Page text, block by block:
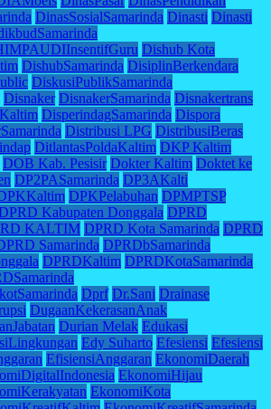
DinasSosialSamarinda Dinasti Dinasti
Dishub Kota
DishubSamarinda DisiplinBerkendara
DiskusiPublikSamarinda
Disnaker DisnakerSamarinda Disnakertrans
DisperindagSamarinda Dispora
Distribusi LPG DistribusiBeras
DitlantasPoldaKaltim DKP Kaltim
DOB Kab. Pesisir Dokter Kaltim Doktet ke
DP2PASamarinda DP3AKalti
DPKPelabuhan DPMPTSP
Kabupaten Donggala DPRD
KALTIM DPRD Kota Samarinda DPRD
Samarinda DPRDbSamarinda
DPRDKaltim DPRDKotaSamarinda
Dprf Dr.Sani Drainase
DugaanKekerasanAnak
Durian Melak Edukasi
Edy Suharto Efesiensi Efesiensi
EfisiensiAnggaran EkonomiDaerah
EkonomiHijau
EkonomiKota